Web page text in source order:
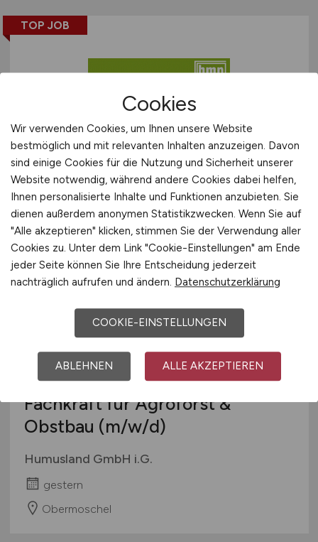
TOP JOB
Teamleiter Finanzen und
Controlling(m/w/d)
hmp HEIDENHAIN-MICROPRINT GmbH
gestern
Berlin
Fachkraft für Agroforst &
Obstbau (m/w/d)
Humusland GmbH i.G.
gestern
Obermoschel
Cookies
Wir verwenden Cookies, um Ihnen unsere Website
bestmöglich und mit relevanten Inhalten anzuzeigen. Davon
sind einige Cookies für die Nutzung und Sicherheit unserer
Website notwendig, während andere Cookies dabei helfen,
Ihnen personalisierte Inhalte und Funktionen anzubieten. Sie
dienen außerdem anonymen Statistikzwecken. Wenn Sie auf
"Alle akzeptieren" klicken, stimmen Sie der Verwendung aller
Cookies zu. Unter dem Link "Cookie-Einstellungen" am Ende
jeder Seite können Sie Ihre Entscheidung jederzeit
nachträglich aufrufen und ändern. Datenschutzerklärung
COOKIE-EINSTELLUNGEN
ABLEHNEN ALLE AKZEPTIEREN